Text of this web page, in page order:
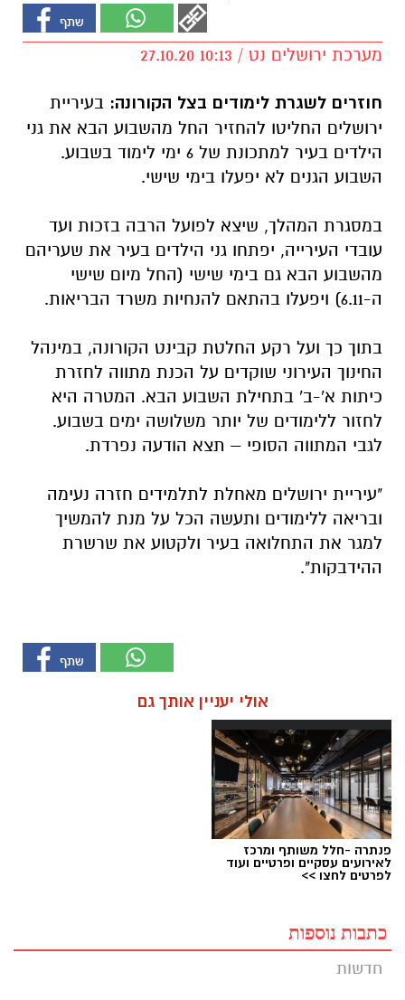
מערכת ירושלים נט / 10:13 27.10.20
חוזרים לשגרת לימודים בצל הקורונה: בעיריית
ירושלים החליטו להחזיר החל מהשבוע הבא את גני
הילדים בעיר למתכונת של 6 ימי לימוד בשבוע.
השבוע הגנים לא יפעלו בימי שישי.
במסגרת המהלך, שיצא לפועל הרבה בזכות ועד
עובדי העירייה, יפתחו גני הילדים בעיר את שעריהם
מהשבוע הבא גם בימי שישי (החל מיום שישי
ה-6.11) ויפעלו בהתאם להנחיות משרד הבריאות.
בתוך כך ועל רקע החלטת קבינט הקורונה, במינהל
החינוך העירוני שוקדים על הכנת מתווה לחזרת
כיתות א'-ב' בתחילת השבוע הבא. המטרה היא
לחזור ללימודים של יותר משלושה ימים בשבוע.
לגבי המתווה הסופי – תצא הודעה נפרדת.
"עיריית ירושלים מאחלת לתלמידים חזרה נעימה
ובריאה ללימודים ותעשה הכל על מנת להמשיך
למגר את התחלואה בעיר ולקטוע את שרשרת
ההידבקות".
אולי יעניין אותך גם
פנתרה -חלל משותף ומרכז
לאירועים עסקיים ופרטיים ועוד
לפרטים לחצו >>
כתבות נוספות
חדשות